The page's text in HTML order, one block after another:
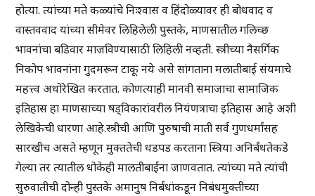
होत्या. त्यांच्या मते कळ्यांचे निःश्वास व हिंदोळ्यावर ही बोधवाद व
वास्तववाद यांच्या सीमेवर लिहिलेली पुस्तके, माणसातील गलिच्छ
भावनांचा बडिवार माजविण्यासाठी लिहिली नव्हती. स्त्रीच्या नैसर्गिक
निकोप भावनांना गुदमरून टाकू नये असे सांगताना मलातीबाई संयमाचे
महत्त्व अधोरेखित करतात. कोणत्याही मानवी समाजाचा सामाजिक
इतिहास हा माणसाच्या षड्विकारांवरील नियंणत्राचा इतिहास आहे अशी
लेखिकेची धारणा आहे.स्त्रीची आणि पुरुषाची माती सर्व गुणधर्मांसह
सारखीच असते म्हणून मुक्ततेची धडपड करताना स्त्रिया अनिर्बंधतेकडे
गेल्या तर त्यातील धोकेही मालतीबाईंना जाणवतात. त्यांच्या मते त्यांची
सुरुवातीची दोन्ही पुस्तके अमानुष निर्बंधांकडून निबंधमुक्तीच्या